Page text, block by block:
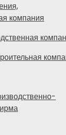
компания